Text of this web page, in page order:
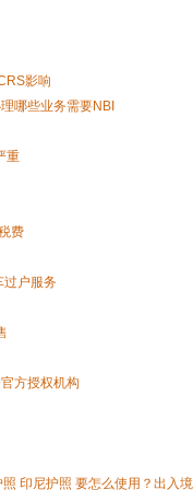
影响
哪些业务需要NBI
重
费
过户服务
方授权机构
印尼护照 要怎么使用？出入